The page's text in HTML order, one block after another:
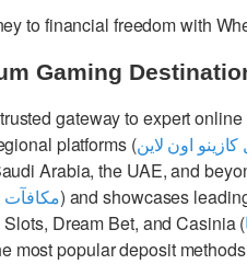
to financial freedom with
Gaming
gateway to expert
platforms (اون لاين
Arabia, the UAE, and
مكافآت) and showcases
Dream Bet, and Casinia (
most popular deposit